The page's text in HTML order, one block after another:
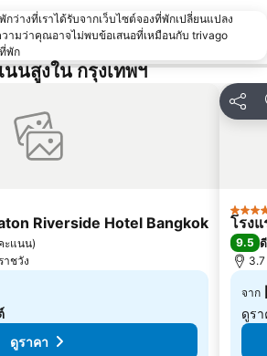
บีทีเอส อ่อนนุช
สนามหลวง
บีทีเอส อนุสาวรีย์ชัยสมรภูมิ
ว่างที่เราได้รับจากเว็บไซต์จองที่พักเปลี่ยนแปลง
ามว่าคุณอาจไม่พบข้อเสนอที่เหมือนกับ trivago
พัก
นสูงใน กรุงเทพฯ
โปรด
Riverside Hotel Bangkok
ะแนน)
าชวัง
ดูราคา
แชร์
5 ดาว
โรง
9.5
จาก
ดูร